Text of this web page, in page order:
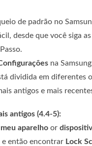
de padrão no
desde que você siga
na
dividida em diferentes
antigos e mais
antigos (4.4-5):
aparelho or
e então encontrar Lock